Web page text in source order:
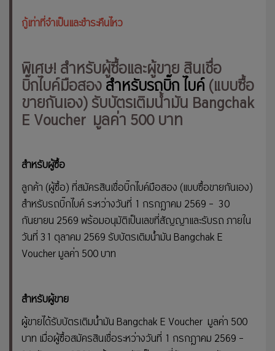
กู้เท่าที่จำเป็นและชำระคืนไหว
พิเศษ! สำหรับผู้ซื้อและผู้ขาย สินเชื่อ
บิ๊กไบค์มือสองสำหรับรถบิ๊ก ไบค์(แบบซื้อ
ขายกันเอง) รับบัตรเติมน้ำมัน Bangchak
E Voucher มูลค่า 500 บาท
สำหรับผู้ซื้อ
ลูกค้า (ผู้ซื้อ) ที่สมัครสินเชื่อบิ๊กไบค์มือสอง (แบบซื้อขายกันเอง)
สำหรับรถบิ๊กไบค์ ระหว่างวันที่ 1 กรกฎาคม 2569 – 30
กันยายน 2569 พร้อมอนุมัติเป็นเลขที่สัญญาและรับรถ ภายใน
วันที่31 ตุลาคม 2569 รับบัตรเติมน้ำมัน Bangchak E
Voucher มูลค่า 500 บาท
สำหรับผู้ขาย
ผู้ขายได้รับบัตรเติมน้ำมัน Bangchak E Voucher มูลค่า 500
บาท เมื่อผู้ซื้อสมัครสินเชื่อระหว่างวันที่ 1 กรกฎาคม 2569 –